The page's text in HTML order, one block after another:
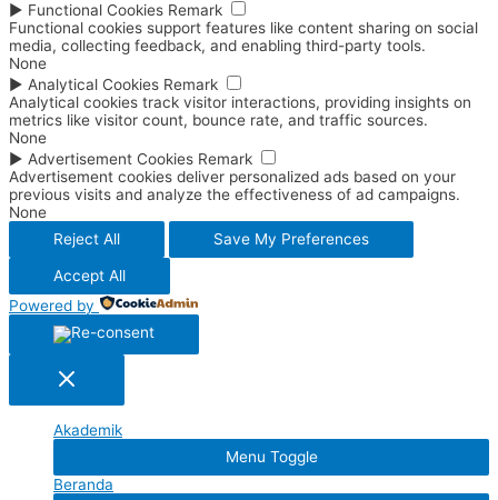
► Functional Cookies Remark
Functional cookies support features like content sharing on social
media, collecting feedback, and enabling third-party tools.
None
► Analytical Cookies Remark
Analytical cookies track visitor interactions, providing insights on
metrics like visitor count, bounce rate, and traffic sources.
None
► Advertisement Cookies Remark
Advertisement cookies deliver personalized ads based on your
previous visits and analyze the effectiveness of ad campaigns.
None
Reject All
Save My Preferences
Accept All
Powered by
Akademik
Menu Toggle
Beranda